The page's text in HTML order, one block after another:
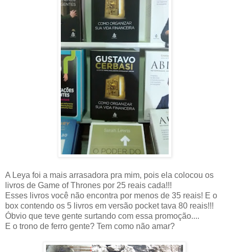
A Leya foi a mais arrasadora pra mim, pois ela colocou os
livros de Game of Thrones por 25 reais cada!!!
Esses livros você não encontra por menos de 35 reais! E o
box contendo os 5 livros em versão pocket tava 80 reais!!!
Óbvio que teve gente surtando com essa promoção....
E o trono de ferro gente? Tem como não amar?